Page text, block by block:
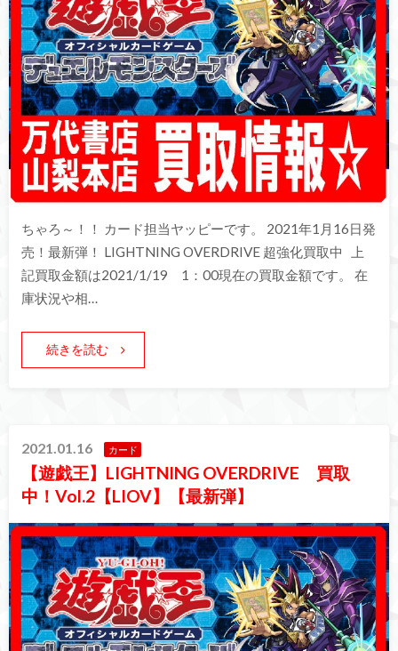
ちゃろ～！！ カード担当ヤッピーです。 2021年1月16日発
売！最新弾！ LIGHTNING OVERDRIVE 超強化買取中 上
記買取金額は2021/1/19 1：00現在の買取金額です。 在
庫状況や相…
続きを読む
2021.01.16 カード
【遊戯王】LIGHTNING OVERDRIVE 買取
中！Vol.2【LIOV】【最新弾】